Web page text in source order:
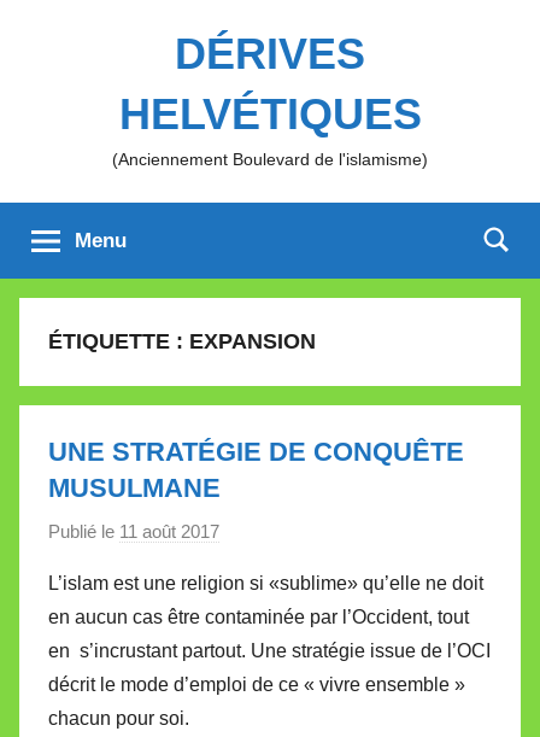
DÉRIVES
HELVÉTIQUES
(Anciennement Boulevard de l'islamisme)
Menu
ÉTIQUETTE : EXPANSION
UNE STRATÉGIE DE CONQUÊTE
MUSULMANE
Publié le 11 août 2017
r
M
i
r
L’islam est une religion si «sublime» qu’elle ne doit
en aucun cas être contaminée par l’Occident, tout
en s’incrustant partout. Une stratégie issue de l’OCI
décrit le mode d’emploi de ce « vivre ensemble »
chacun pour soi.